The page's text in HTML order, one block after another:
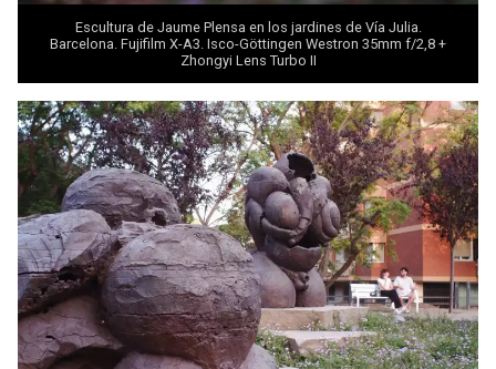
Escultura de Jaume Plensa en los jardines de Vía Julia.
Barcelona. Fujifilm X-A3. Isco-Göttingen Westron 35mm f/2,8 +
Zhongyi Lens Turbo II